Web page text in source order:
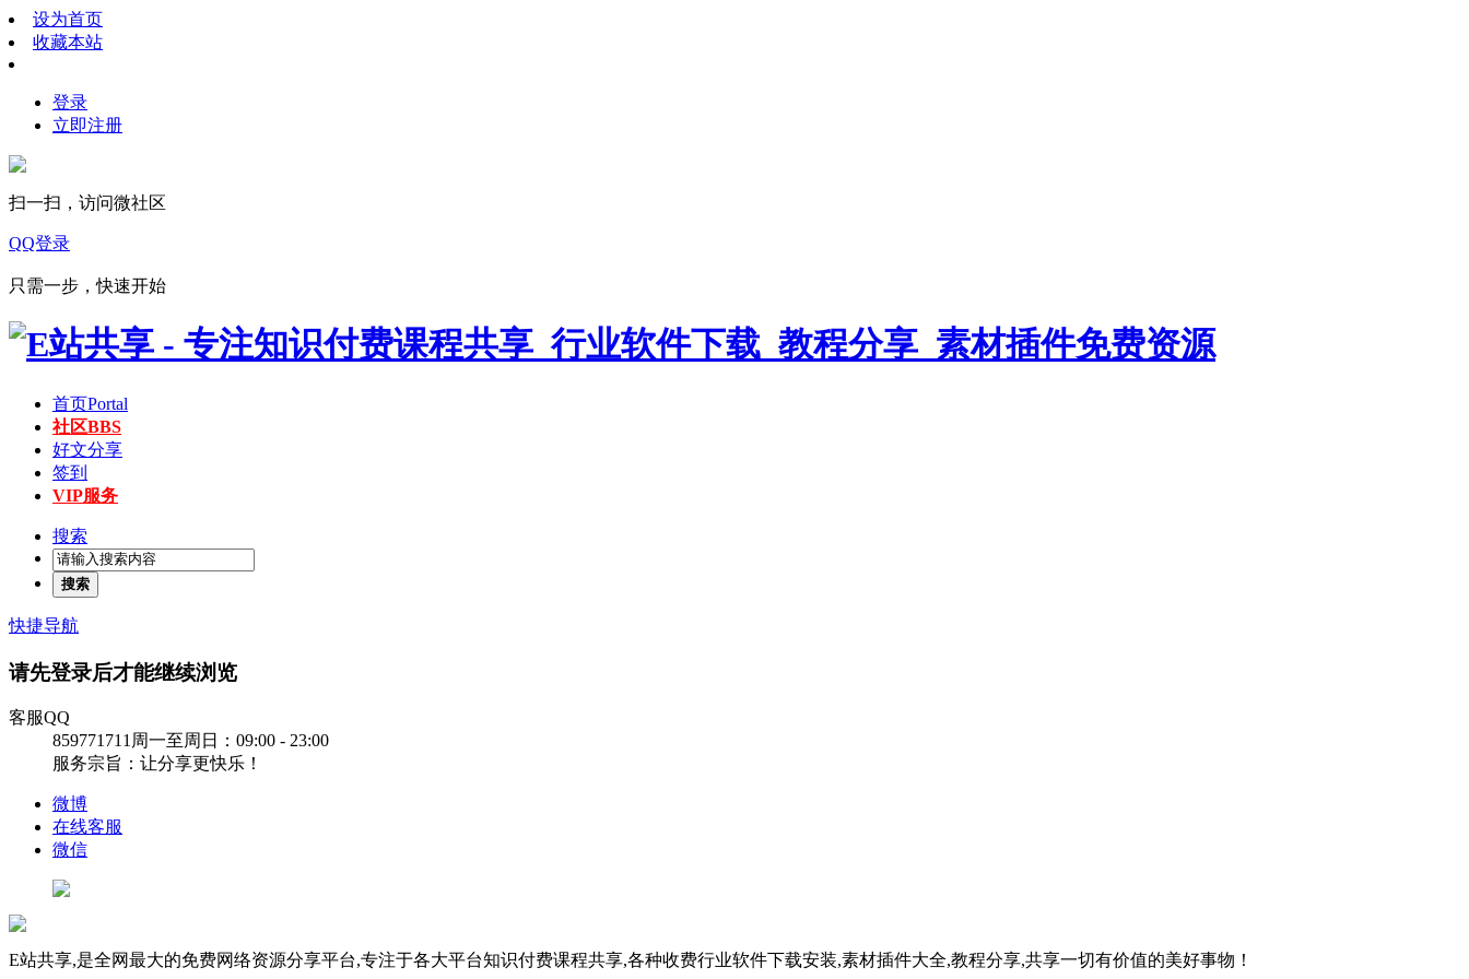
设为首页
收藏本站
登录
立即注册
扫一扫，访问微社区
QQ登录
只需一步，快速开始
首页Portal
社区BBS
好文分享
签到
VIP服务
搜索
搜索
快捷导航
请先登录后才能继续浏览
客服QQ
859771711 周一至周日：09:00 - 23:00
服务宗旨：让分享更快乐！
微博
在线客服
微信
E站共享,是全网最大的免费网络资源分享平台,专注于各大平台知识付费课程共享,各种收费行业软件下载安装,素材插件大全,教程分享,共享一切有价值的美好事物！